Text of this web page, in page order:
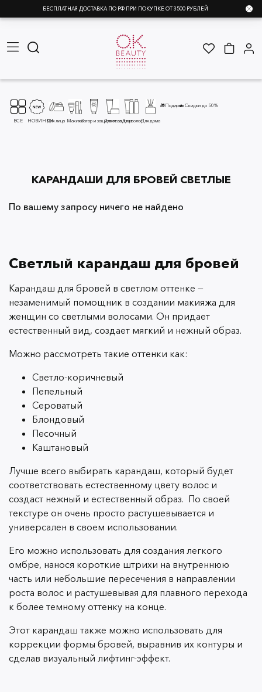
БЕСПЛАТНАЯ ДОСТАВКА ПО РФ ПРИ ПОКУПКЕ ОТ 3500 РУБЛЕЙ
ВСЕ НОВИНКИДля лица МакияжЗагар и защита от солнца
Для телаДля волосДля дома
🎁Подарки🔥 Скидки до 50%
КАРАНДАШИ ДЛЯ БРОВЕЙ СВЕТЛЫЕ
По вашему запросу ничего не найдено
Светлый карандаш для бровей
Карандаш для бровей в светлом оттенке —
незаменимый помощник в создании макияжа для
женщин со светлыми волосами. Он придает
естественный вид, создает мягкий и нежный образ.
Можно рассмотреть такие оттенки как:
Светло-коричневый
Пепельный
Cероватый
Блондовый
Песочный
Каштановый
Лучше всего выбирать карандаш, который будет
соответствовать естественному цвету волос и
создаст нежный и естественный образ. По своей
текстуре он очень просто растушевывается и
универсален в своем использовании.
Его можно использовать для создания легкого
омбре, нанося короткие штрихи на внутреннюю
часть или небольшие пересечения в направлении
роста волос и растушевывая для плавного перехода
к более темному оттенку на конце.
Этот карандаш также можно использовать для
коррекции формы бровей, выравнив их контуры и
сделав визуальный лифтинг-эффект.